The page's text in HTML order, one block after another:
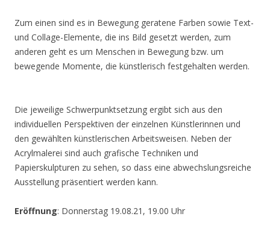
Zum einen sind es in Bewegung geratene Farben sowie Text-
und Collage-Elemente, die ins Bild gesetzt werden, zum
anderen geht es um Menschen in Bewegung bzw. um
bewegende Momente, die künstlerisch festgehalten werden.
Die jeweilige Schwerpunktsetzung ergibt sich aus den
individuellen Perspektiven der einzelnen Künstlerinnen und
den gewählten künstlerischen Arbeitsweisen. Neben der
Acrylmalerei sind auch grafische Techniken und
Papierskulpturen zu sehen, so dass eine abwechslungsreiche
Ausstellung präsentiert werden kann.
Eröffnung: Donnerstag 19.08.21, 19.00 Uhr